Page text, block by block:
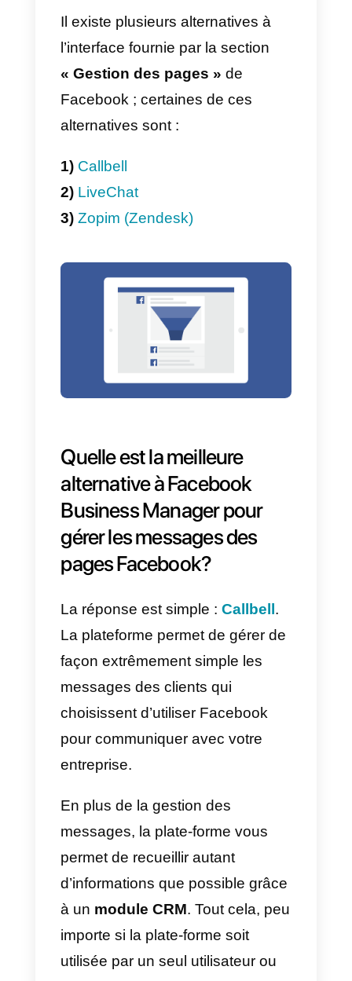
1)
L’attribution des chats à un
agent ou à une équipe
2)Systèmes de routage
3)Systèmes de routage
4)Étiquettes
5)Notes
6)Gestion des données de
contact
L’intégration d’une ou plusieurs
de ces fonctionnalités au sein
d’une plate-forme de service
Facebookde manière évolutive.
Existe-t-il d’autres
de gestion des messages
d’une page Facebook?
Il existe plusieurs alternatives à
l’interface fournie par la section
« Gestion des pages »
Facebook ; certaines de ces